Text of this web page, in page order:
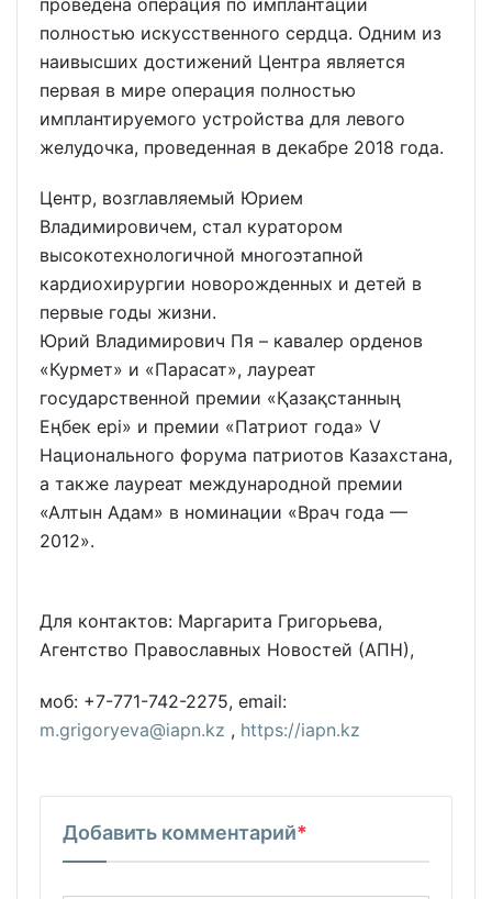
полностью искусственного сердца. Одним из
наивысших достижений Центра является
первая в мире операция полностью
имплантируемого устройства для левого
желудочка, проведенная в декабре 2018 года.
Центр, возглавляемый Юрием
Владимировичем, стал куратором
высокотехнологичной многоэтапной
кардиохирургии новорожденных и детей в
первые годы жизни.
Юрий Владимирович Пя – кавалер орденов
«Курмет» и «Парасат», лауреат
государственной премии «Қазақстанның
Еңбек ері» и премии «Патриот года» V
Национального форума патриотов Казахстана,
а также лауреат международной премии
«Алтын Адам» в номинации «Врач года —
2012».
Для контактов: Маргарита Григорьева,
Агентство Православных Новостей (АПН),
моб: +7-771-742-2275, email:
m.grigoryeva@iapn.kz , https://iapn.kz
Добавить комментарий*